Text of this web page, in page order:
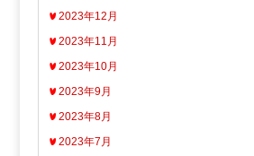
2023年12月
2023年11月
2023年10月
2023年9月
2023年8月
2023年7月